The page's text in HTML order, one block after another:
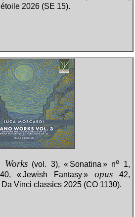
2026 (SE 15).
Works(vol. 3), « Sonatina » no 1,
« Jewish Fantasy » opus42,
Da Vinci classics 2025 (CO 1130).